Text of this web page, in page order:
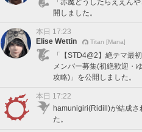
「赤魔どうしたらええん
開しました。
本日 17:23
Elise Wettin
Titan [Mana]
「【STD4@2】絶テマ最
メンバー募集(初絶歓迎・
攻略)」を公開しました。
本日 17:22
hamunigiri(Ridill)が結成さ
た。